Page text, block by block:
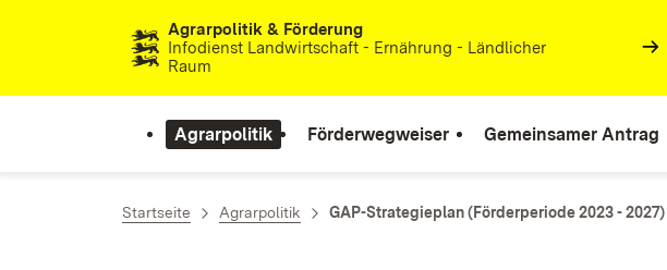
Zum Inhalt springenAgrarpolitik & Förderung
Infodienst Landwirtschaft - Ernährung - Ländlicher
Raum
Agrarpolitik Förderwegweiser Gemeinsamer Antrag
Startseite Agrarpolitik GAP-Strategieplan (Förderperiode 2023 - 2027)